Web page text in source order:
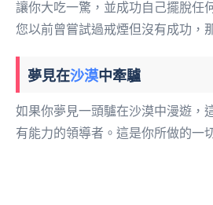
讓你大吃一驚，並成功自己擺脫任
您以前曾嘗試過戒煙但沒有成功，
夢見在沙漠中牽驢
如果你夢見一頭驢在沙漠中漫遊，
有能力的領導者。這是你所做的一